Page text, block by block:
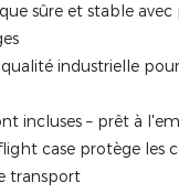
sûre et stable
qualité industrielle
incluses – prêt à
case protège les
transport